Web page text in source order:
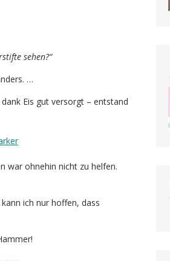
sehen?“
…
Eis gut versorgt – entstand
war ohnehin nicht zu helfen.
ich nur hoffen, dass